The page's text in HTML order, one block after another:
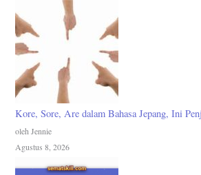
Kore, Sore, Are dalam Bahasa Jepang, Ini
oleh Jennie
Agustus 8, 2026